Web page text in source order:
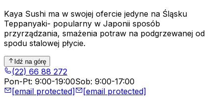
Kaya Sushi ma w swojej ofercie jedyne na Śląsku
Teppanyaki- popularny w Japonii sposób
przyrządzania, smażenia potraw na podgrzewanej od
spodu stalowej płycie.
Idź na górę
(22) 66 88 272
Pon-Pt: 9:00-19:00Sob: 9:00-17:00
[email protected]
[email protected]